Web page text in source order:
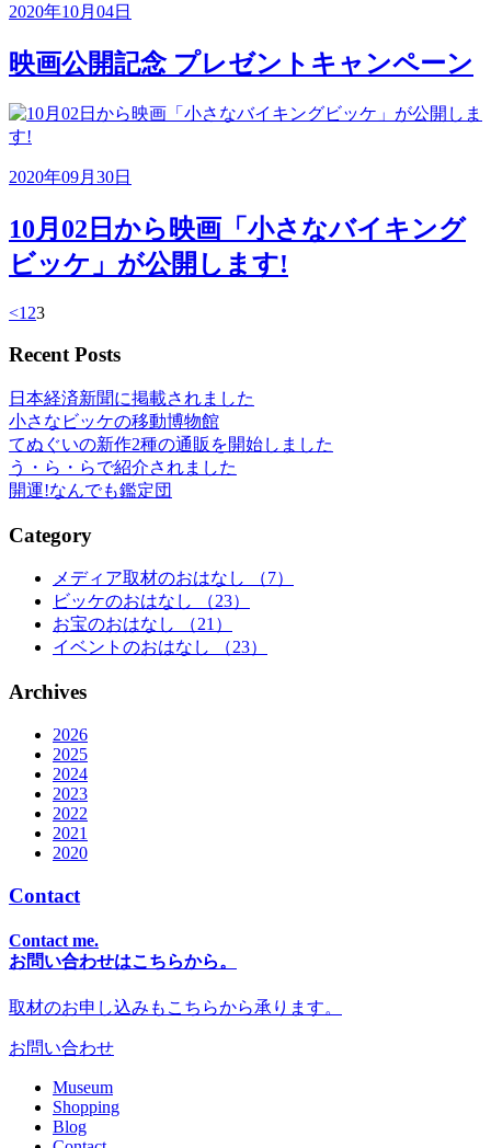
2020年10月04日
映画公開記念 プレゼントキャンペーン
2020年09月30日
10月02日から映画「小さなバイキング
ビッケ」が公開します!
<1 23
Recent Posts
日本経済新聞に掲載されました
小さなビッケの移動博物館
てぬぐいの新作2種の通販を開始しました
う・ら・らで紹介されました
開運!なんでも鑑定団
Category
メディア取材のおはなし （7）
ビッケのおはなし （23）
お宝のおはなし （21）
イベントのおはなし （23）
Archives
2026
2025
2024
2023
2022
2021
2020
Contact
Contact me.
お問い合わせはこちらから。
取材のお申し込みもこちらから承ります。
お問い合わせ
Museum
Shopping
Blog